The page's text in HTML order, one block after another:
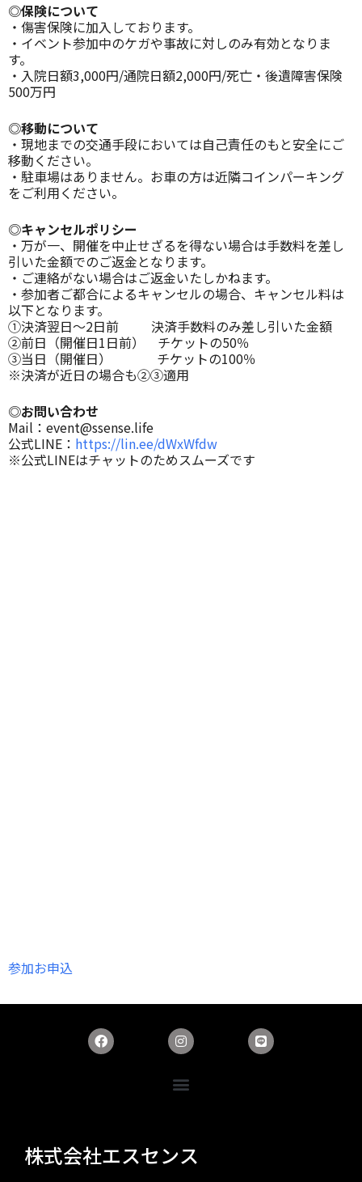
◎保険について
・傷害保険に加入しております。
・イベント参加中のケガや事故に対しのみ有効となりま
す。
・入院日額3,000円/通院日額2,000円/死亡・後遺障害保険
500万円
◎移動について
・現地までの交通手段においては自己責任のもと安全にご
移動ください。
・駐車場はありません。お車の方は近隣コインパーキング
をご利用ください。
◎キャンセルポリシー
・万が一、開催を中止せざるを得ない場合は手数料を差し
引いた金額でのご返金となります。
・ご連絡がない場合はご返金いたしかねます。
・参加者ご都合によるキャンセルの場合、キャンセル料は
以下となります。
①決済翌日〜2日前 決済手数料のみ差し引いた金額
②前日（開催日1日前） チケットの50％
③当日（開催日） チケットの100％
※決済が近日の場合も②③適用
◎お問い合わせ
Mail：event@ssense.life
公式LINE： https://lin.ee/dWxWfdw
※公式LINEはチャットのためスムーズです
参加お申込
株式会社エスセンス